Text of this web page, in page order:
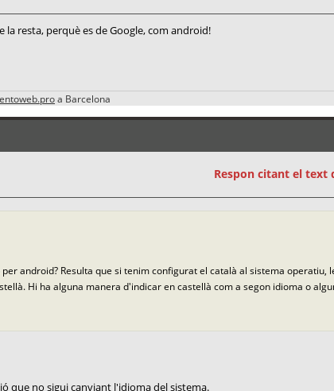
resta, perquè es de Google, com android!
a Barcelona
Respon citant el text
android? Resulta que si tenim configurat el català al sistema operatiu,
Hi ha alguna manera d'indicar en castellà com a segon idioma o
que no sigui canviant l'idioma del sistema.